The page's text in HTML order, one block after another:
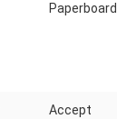
Paperboard
Accept